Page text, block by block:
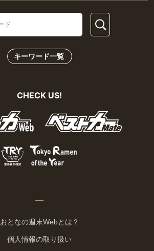
キーワード一覧
CHECK US!
おとなの週末Webとは？
個人情報の取り扱い